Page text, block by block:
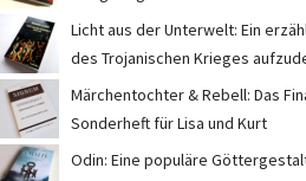
Licht aus der Unterwelt: Ein
des Trojanischen Krieges
Märchentochter & Rebell: Das
Sonderheft für Lisa und Kurt
Odin: Eine populäre